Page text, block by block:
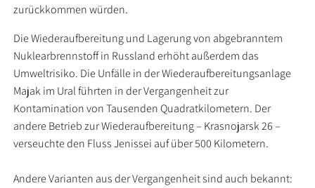
zurückkommen würden.
Die Wiederaufbereitung und Lagerung von abgebranntem
Nuklearbrennstoff in Russland erhöht außerdem das
Umweltrisiko. Die Unfälle in der Wiederaufbereitungsanlage
Majak im Ural führten in der Vergangenheit zur
Kontamination von Tausenden Quadratkilometern. Der
andere Betrieb zur Wiederaufbereitung – Krasnojarsk 26 –
verseuchte den Fluss Jenissei auf über 500 Kilometern.
Andere Varianten aus der Vergangenheit sind auch bekannt: